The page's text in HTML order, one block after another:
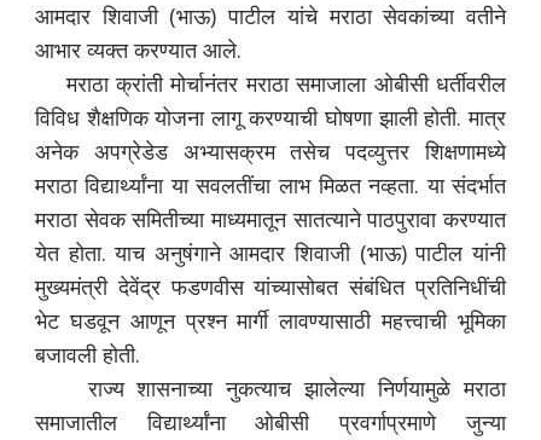
आमदार शिवाजी (भाऊ) पाटील यांचे मराठा सेवकांच्या वतीने
आभार व्यक्त करण्यात आले.
मराठा क्रांती मोर्चानंतर मराठा समाजाला ओबीसी धर्तीवरील
विविध शैक्षणिक योजना लागू करण्याची घोषणा झाली होती. मात्र
अनेक अपग्रेडेड अभ्यासक्रम तसेच पदव्युत्तर शिक्षणामध्ये
मराठा विद्यार्थ्यांना या सवलतींचा लाभ मिळत नव्हता. या संदर्भात
मराठा सेवक समितीच्या माध्यमातून सातत्याने पाठपुरावा करण्यात
येत होता. याच अनुषंगाने आमदार शिवाजी (भाऊ) पाटील यांनी
मुख्यमंत्री देवेंद्र फडणवीस यांच्यासोबत संबंधित प्रतिनिधींची
भेट घडवून आणून प्रश्न मार्गी लावण्यासाठी महत्त्वाची भूमिका
बजावली होती.
राज्य शासनाच्या नुकत्याच झालेल्या निर्णयामुळे मराठा
समाजातील विद्यार्थ्यांना ओबीसी प्रवर्गाप्रमाणे जुन्या